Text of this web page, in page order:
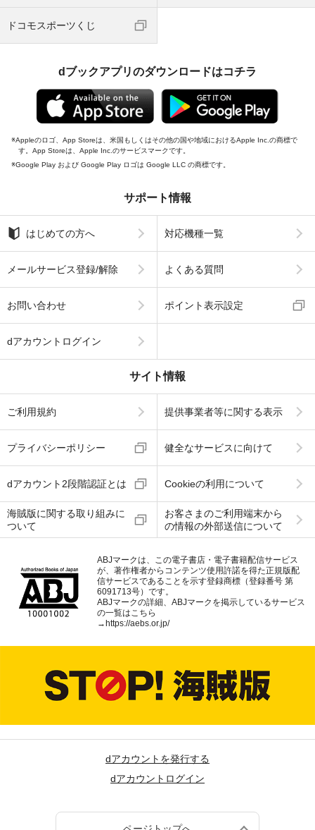
ドコモスポーツくじ
dブックアプリのダウンロードはコチラ
Appleのロゴ、App Storeは、米国もしくはその他の国や地域におけるApple Inc.の商標で
す。App Storeは、Apple Inc.のサービスマークです。
Google Play および Google Play ロゴは Google LLC の商標です。
サポート情報
はじめての方へ 対応機種一覧
メールサービス登録/解除 よくある質問
お問い合わせ ポイント表示設定
dアカウントログイン
サイト情報
ご利用規約 提供事業者等に関する表示
プライバシーポリシー 健全なサービスに向けて
dアカウント2段階認証とは Cookieの利用について
海賊版に関する取り組みに
ついて
お客さまのご利用端末から
の情報の外部送信について
ABJマークは、この電子書店・電子書籍配信サービス
が、著作権者からコンテンツ使用許諾を得た正規版配
信サービスであることを示す登録商標（登録番号 第
6091713号）です。
ABJマークの詳細、ABJマークを掲示しているサービス
の一覧はこちら
→ https://aebs.or.jp/
dアカウントを発行する
dアカウントログイン